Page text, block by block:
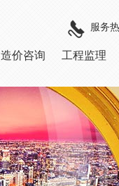
服务
造价咨询 工程监理